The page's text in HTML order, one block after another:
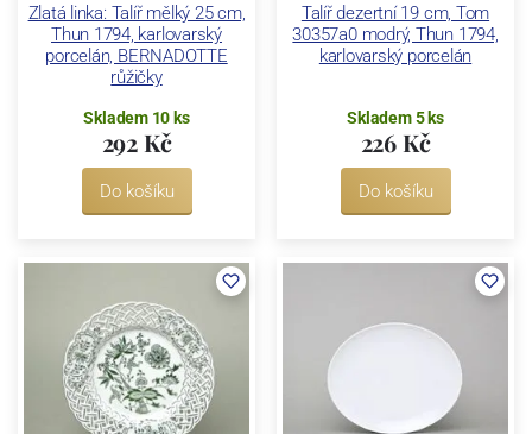
Zlatá linka: Talíř mělký 25 cm,
Thun 1794, karlovarský
porcelán, BERNADOTTE
růžičky
Skladem 10 ks
292 Kč
Do košíku
Talíř dezertní 19 cm, Tom
30357a0 modrý, Thun 1794,
karlovarský porcelán
Skladem 5 ks
226 Kč
Do košíku